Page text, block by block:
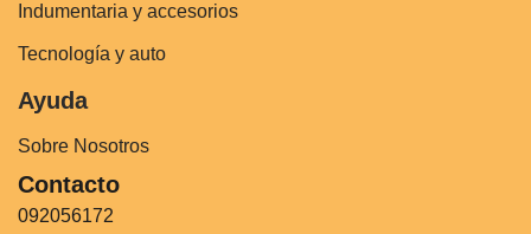
Indumentaria y accesorios
Tecnología y auto
Ayuda
Sobre Nosotros
Contacto
092056172